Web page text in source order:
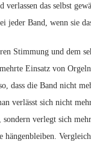
verlassen das selbst
jeder Band, wenn sie
Stimmung und dem
Einsatz von
dass die Band nicht
verlässt sich nicht
verlegt sich
hängenbleiben.